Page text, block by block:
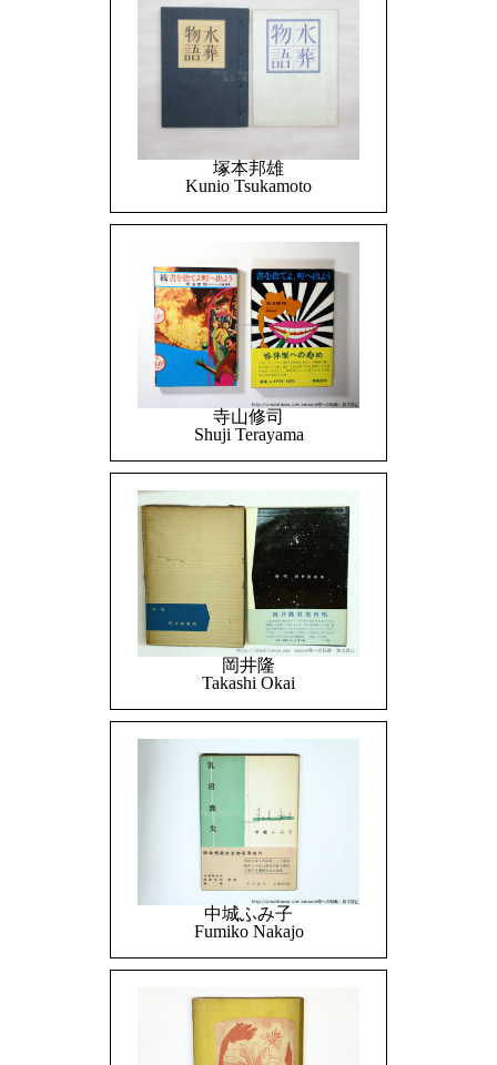
塚本邦雄
Kunio Tsukamoto
寺山修司
Shuji Terayama
岡井隆
Takashi Okai
中城ふみ子
Fumiko Nakajo